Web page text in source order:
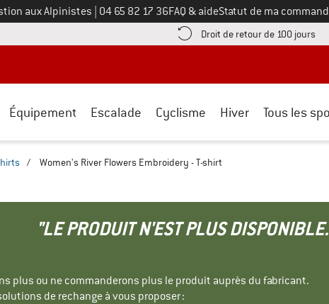
aux Alpinistes Appelez-nous au
04 65 82 17 36FAQ & aideStatut de ma
les informations de paiement ici ! Ouvre une boîte d'information
Droit de retour de 100 jours
Équipement Escalade Cyclisme Hiver Tous les
/ Women's River Flowers Embroidery - T-shirt
"LE PRODUIT N'EST PLUS
plus ou ne commanderons plus le produit auprès du fabricant.
de rechange à vous proposer :